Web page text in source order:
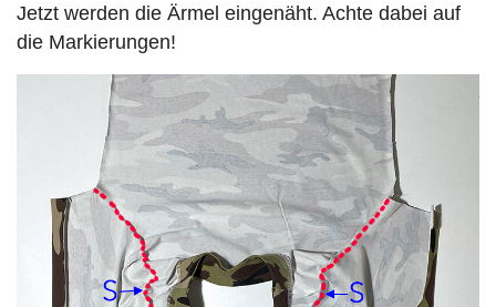
Jetzt werden die Ärmel eingenäht. Achte dabei auf
die Markierungen!